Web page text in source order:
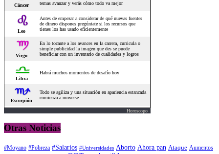
Horoscopo
Otras Noticias
#Moyano #Pobreza #Salarios #Universidades Aborto Ahora pan Ataque Aumentos